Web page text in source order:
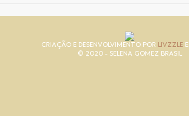
CRIAÇÃO E DESENVOLVIMENTO POR LIVZZLE E
© 2020 - SELENA GOMEZ BRASIL